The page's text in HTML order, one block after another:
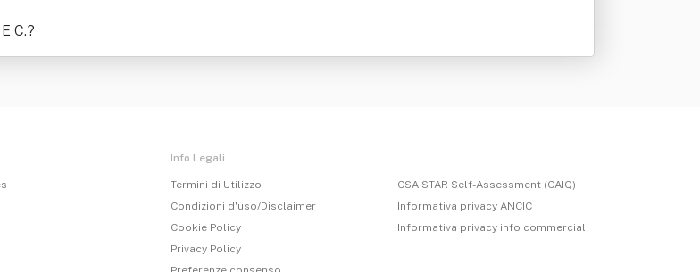
C.?
Info Legali
Termini di Utilizzo
Condizioni d'uso/Disclaimer
Cookie Policy
Privacy Policy
CSA STAR Self-Assessment (CAIQ)
Informativa privacy ANCIC
Informativa privacy info commerciali